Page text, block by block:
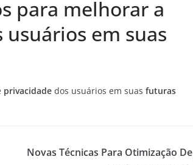
para melhorar a
em suas
privacidade dos usuários em suas futuras
Novas Técnicas Para Otimização De